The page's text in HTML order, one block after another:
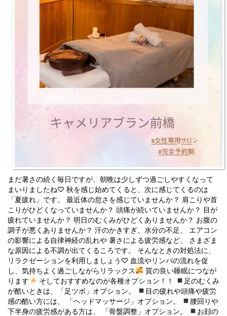
まだ暑さの続く毎日ですが、朝晩は少しずつ過ごしやすくなって
まいりましたね♡ 秋を感じ始めてくると、次に感じてくるのは
「夏疲れ」です。 最近体の怠さを感じていませんか？ 肩こりや首
こりがひどくなっていませんか？ 頭痛が続いていませんか？ 目が
疲れていませんか？ 明日のむくみがひどくありませんか？ お腹の
調子が悪くありませんか？ 汗のかきすぎ、水分の不足、 エアコン
の影響による自律神経の乱れや 暑さによる疲労感など、 さまざま
な原因による不調が出てくるころです。 そんなときの対処法に、
リラクゼーションを利用しましょう♡ 血流やリンパの流れを促
し、気持ちよく過ごしながらリラックス
質の良い睡眠につなが
ります
そしておすすめなのが各種オプション！！
足のむくみ
が酷いときは、「足ツボ」オプション。
目の疲れや頭痛や疲労
感の酷い方には、 「ヘッドマッサージ」オプション。
腰回りや
下半身の疲労感がある方は、 「骨盤調整」オプション。
お顔の